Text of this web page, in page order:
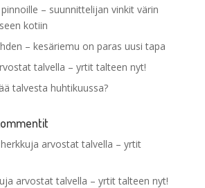
– suunnittelijan vinkit värin
kotiin
– kesäriemu on paras uusi tapa
talvella – yrtit talteen nyt!
talvesta huhtikuussa?
arvostat talvella – yrtit
arvostat talvella – yrtit talteen nyt!